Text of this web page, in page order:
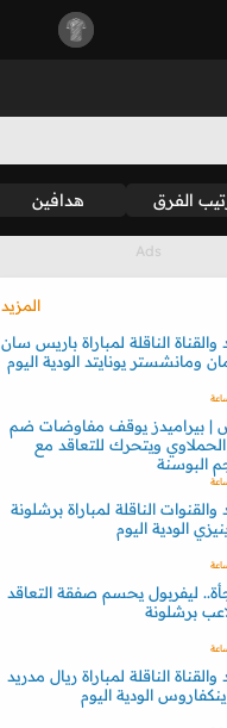
الفرق هدافين
المزيد
والقناة الناقلة لمباراة باريس سان
ومانشستر يونايتد الودية اليوم
بيراميدز يوقف مفاوضات ضم
ويتحرك للتعاقد مع
البوسنة
الناقلة لمباراة برشلونة
الودية اليوم
ليفربول يحسم صفقة التعاقد
برشلونة
الناقلة لمباراة ريال مدريد
الودية اليوم